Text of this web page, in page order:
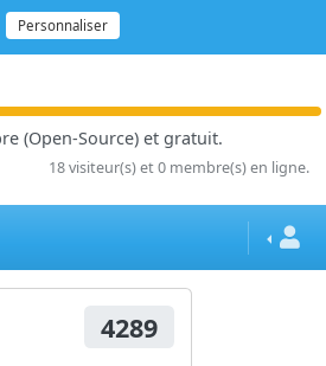
(Open-Source) et gratuit.
18 visiteur(s) et 0 membre(s) en ligne.
4289
Personnaliser